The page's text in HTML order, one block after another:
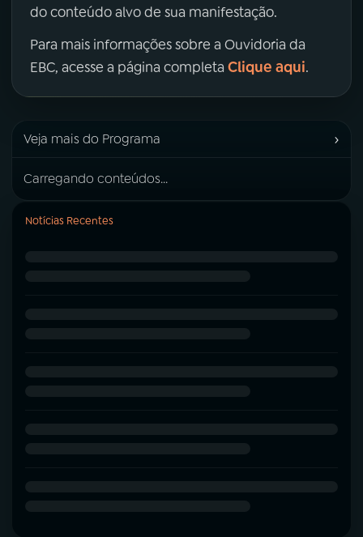
do conteúdo alvo de sua manifestação.
Para mais informações sobre a Ouvidoria da
EBC, acesse a página completa Clique aqui.
Veja mais do Programa ›
Carregando conteúdos...
Notícias Recentes